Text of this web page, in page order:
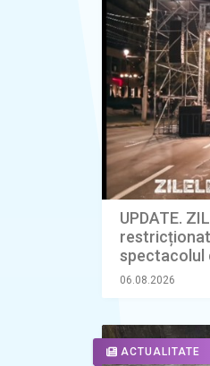
UPDATE.
spectacolul
06.08.2026
ACTUALITATE